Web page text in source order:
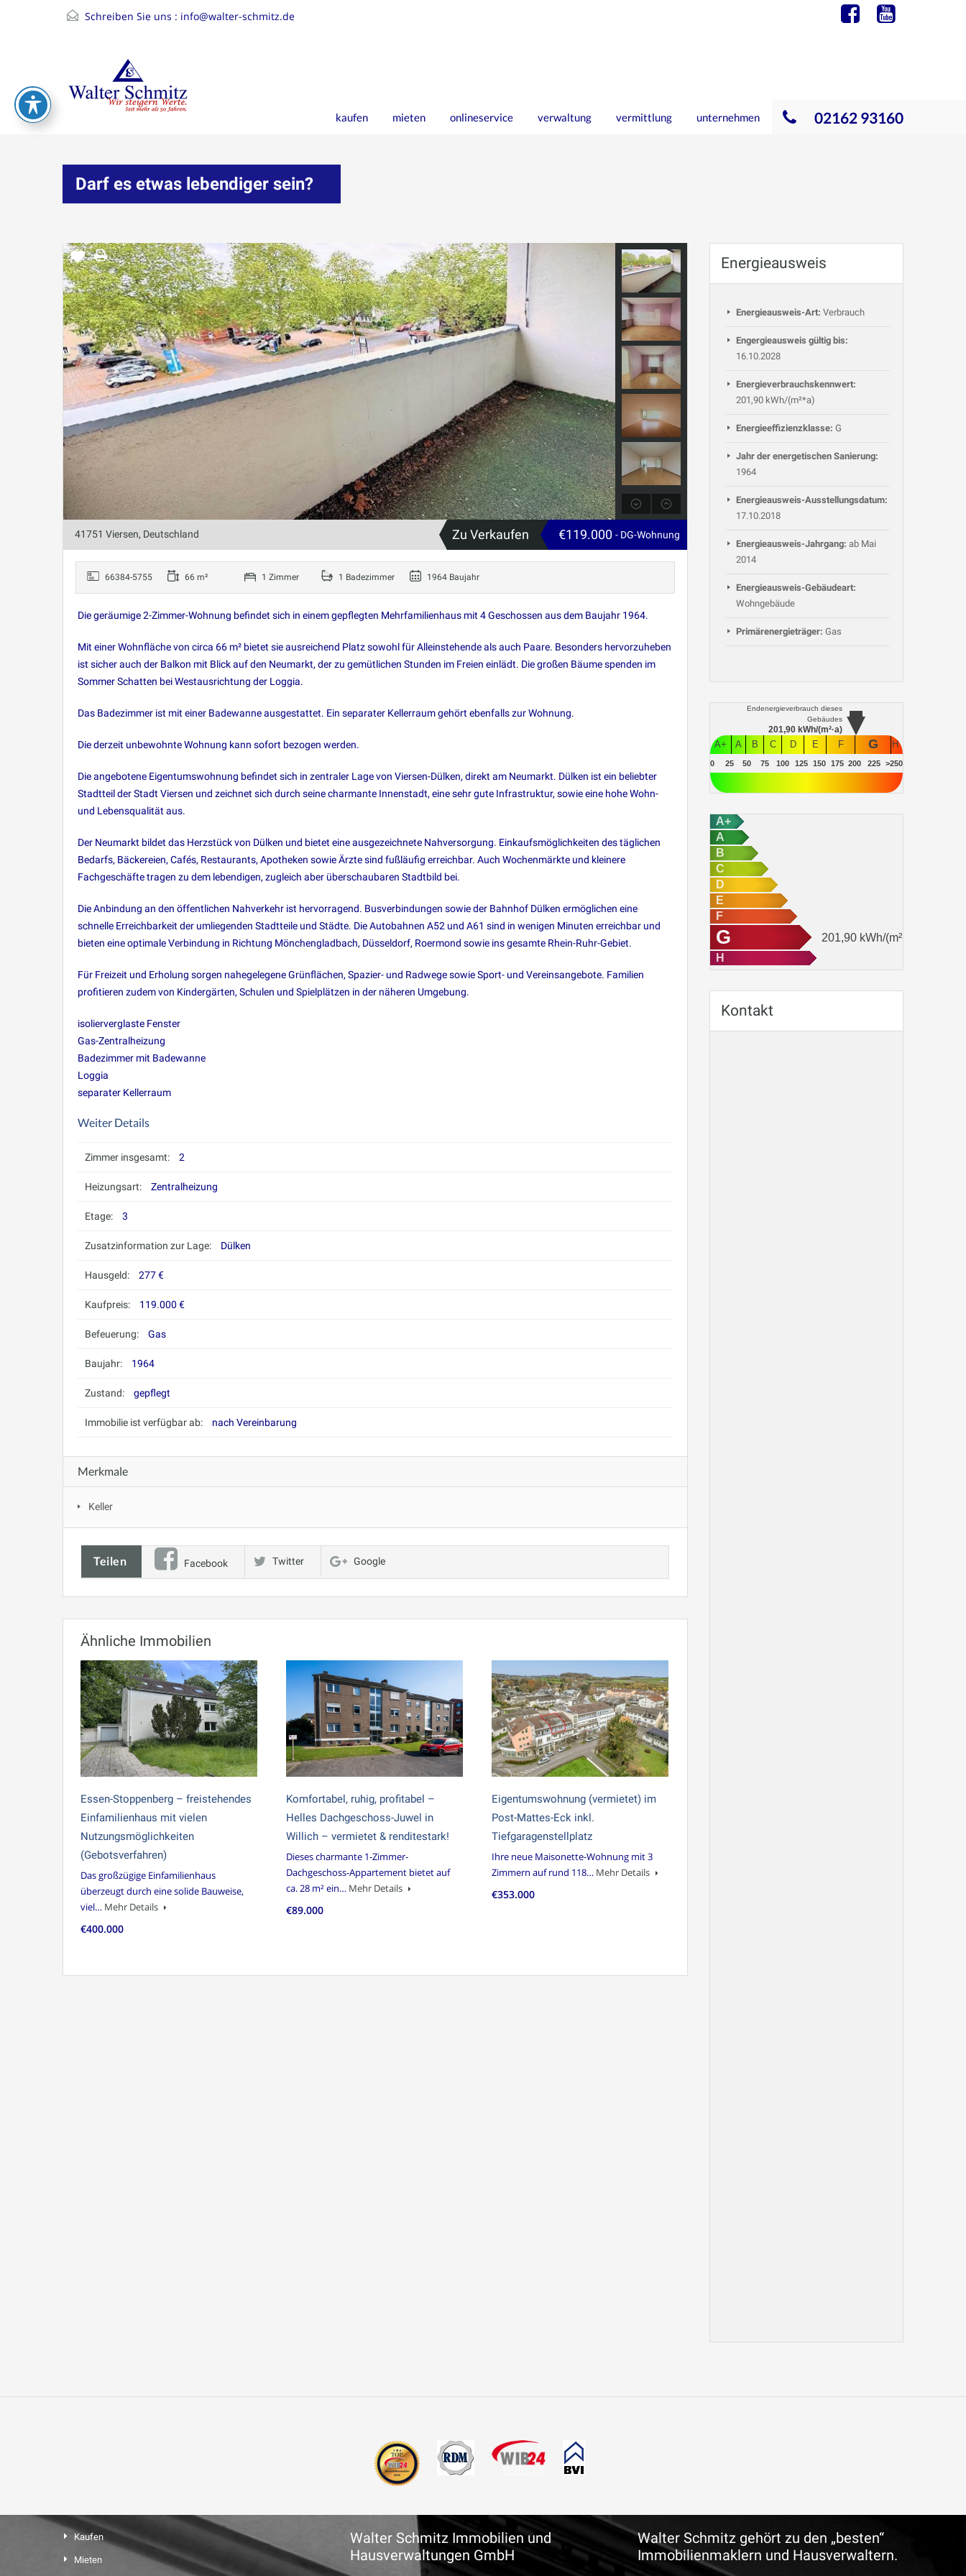
Schreiben Sie uns : info@walter-schmitz.de
02162 93160
kaufen mieten onlineservice verwaltung vermittlung unternehmen
Darf es etwas lebendiger sein?
41751 Viersen, Deutschland Zu Verkaufen €119.000 - DG-Wohnung
66384-5755 66 m² 1 Zimmer 1 Badezimmer 1964 Baujahr
Die geräumige 2-Zimmer-Wohnung befindet sich in einem gepflegten Mehrfamilienhaus mit 4 Geschossen aus dem Baujahr 1964.
Mit einer Wohnfläche von circa 66 m² bietet sie ausreichend Platz sowohl für Alleinstehende als auch Paare. Besonders hervorzuheben
ist sicher auch der Balkon mit Blick auf den Neumarkt, der zu gemütlichen Stunden im Freien einlädt. Die großen Bäume spenden im
Sommer Schatten bei Westausrichtung der Loggia.
Das Badezimmer ist mit einer Badewanne ausgestattet. Ein separater Kellerraum gehört ebenfalls zur Wohnung.
Die derzeit unbewohnte Wohnung kann sofort bezogen werden.
Die angebotene Eigentumswohnung befindet sich in zentraler Lage von Viersen-Dülken, direkt am Neumarkt. Dülken ist ein beliebter
Stadtteil der Stadt Viersen und zeichnet sich durch seine charmante Innenstadt, eine sehr gute Infrastruktur, sowie eine hohe Wohn-
und Lebensqualität aus.
Der Neumarkt bildet das Herzstück von Dülken und bietet eine ausgezeichnete Nahversorgung. Einkaufsmöglichkeiten des täglichen
Bedarfs, Bäckereien, Cafés, Restaurants, Apotheken sowie Ärzte sind fußläufig erreichbar. Auch Wochenmärkte und kleinere
Fachgeschäfte tragen zu dem lebendigen, zugleich aber überschaubaren Stadtbild bei.
Die Anbindung an den öffentlichen Nahverkehr ist hervorragend. Busverbindungen sowie der Bahnhof Dülken ermöglichen eine
schnelle Erreichbarkeit der umliegenden Stadtteile und Städte. Die Autobahnen A52 und A61 sind in wenigen Minuten erreichbar und
bieten eine optimale Verbindung in Richtung Mönchengladbach, Düsseldorf, Roermond sowie ins gesamte Rhein-Ruhr-Gebiet.
Für Freizeit und Erholung sorgen nahegelegene Grünflächen, Spazier- und Radwege sowie Sport- und Vereinsangebote. Familien
profitieren zudem von Kindergärten, Schulen und Spielplätzen in der näheren Umgebung.
isolierverglaste Fenster
Gas-Zentralheizung
Badezimmer mit Badewanne
Loggia
separater Kellerraum
Weiter Details
Zimmer insgesamt: 2
Heizungsart: Zentralheizung
Etage: 3
Zusatzinformation zur Lage: Dülken
Hausgeld: 277 €
Kaufpreis: 119.000 €
Befeuerung: Gas
Baujahr: 1964
Zustand: gepflegt
Immobilie ist verfügbar ab: nach Vereinbarung
Merkmale
Keller
Teilen Facebook Twitter Google
Ähnliche Immobilien
Essen-Stoppenberg – freistehendes
Einfamilienhaus mit vielen
Nutzungsmöglichkeiten
(Gebotsverfahren)
Das großzügige Einfamilienhaus
überzeugt durch eine solide Bauweise,
viel… Mehr Details
€400.000
Komfortabel, ruhig, profitabel –
Helles Dachgeschoss-Juwel in
Willich – vermietet & renditestark!
Dieses charmante 1-Zimmer-
Dachgeschoss-Appartement bietet auf
ca. 28 m² ein… Mehr Details
€89.000
Eigentumswohnung (vermietet) im
Post-Mattes-Eck inkl.
Tiefgaragenstellplatz
Ihre neue Maisonette-Wohnung mit 3
Zimmern auf rund 118… Mehr Details
€353.000
Energieausweis
Energieausweis-Art: Verbrauch
Engergieausweis gültig bis:
16.10.2028
Energieverbrauchskennwert:
201,90 kWh/(m²*a)
Energieeffizienzklasse: G
Jahr der energetischen Sanierung:
1964
Energieausweis-Ausstellungsdatum:
17.10.2018
Energieausweis-Jahrgang: ab Mai
2014
Energieausweis-Gebäudeart:
Wohngebäude
Primärenergieträger: Gas
Endenergieverbrauch dieses
Gebäudes
201,90 kWh/(m²·a)
A+
A B C D E F G H
0 25 50 75 100 125 150 175 200 225 >250
A+
A
B
C
D
E
F
G 201,90 kWh/(m²·a)
H
Kontakt
Kaufen
Mieten
Walter Schmitz Immobilien und
Hausverwaltungen GmbH
Walter Schmitz gehört zu den „besten“
Immobilienmaklern und Hausverwaltern.